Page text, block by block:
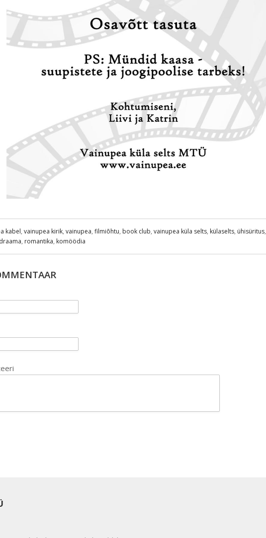
kabel, vainupea kirik, vainupea, filmiõhtu, book club, vainupea küla selts, külaselts, ühisüritus,
draama, romantika, komöödia